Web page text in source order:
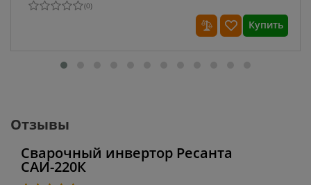
(0)
Купить
Отзывы
Сварочный инвертор Ресанта
САИ-220К